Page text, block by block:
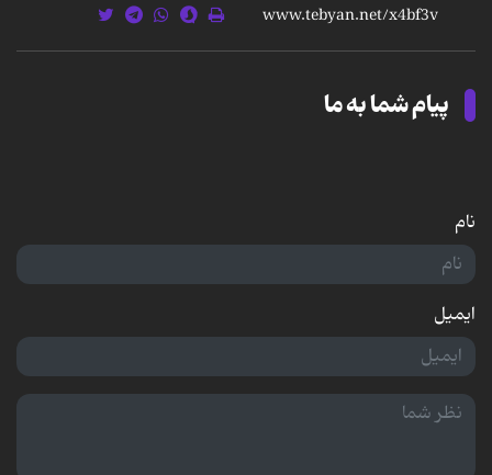
پیام شما به ما
نام
ایمیل